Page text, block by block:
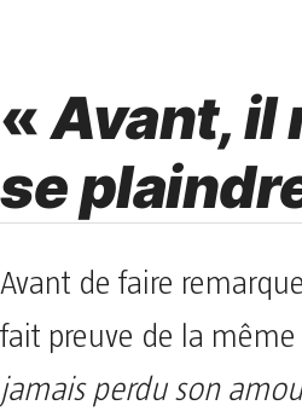
«Avant, il
se
Avant de faire
fait preuve de la
jamais perdu son